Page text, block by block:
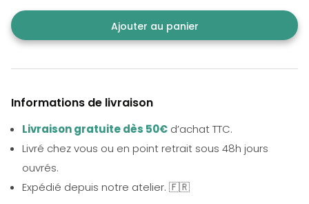
Ajouter au panier
Informations de livraison
Livraison gratuite dès 50€ d’achat TTC.
Livré chez vous ou en point retrait sous 48h jours
ouvrés.
Expédié depuis notre atelier. 🇫🇷